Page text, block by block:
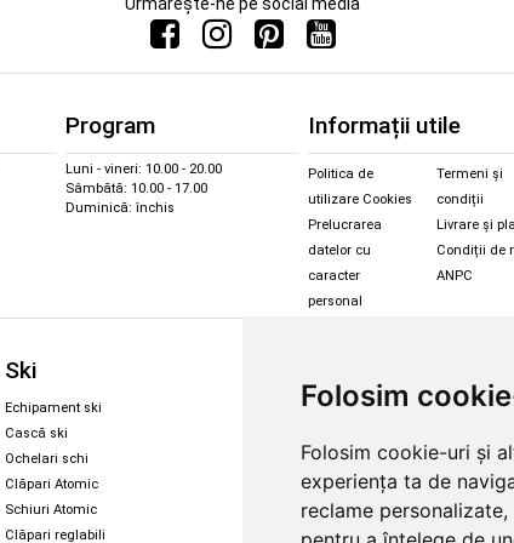
Folosim
Folosim cookie-uri și
experiența ta de
reclame
Program
Luni - vineri: 10.00 - 20.00
Sâmbătă: 10.00 - 17.00
Duminică: închis
Informații utile
Politica de
utilizare Cookies
Prelucrarea
datelor cu
caracter
personal
Termeni și
condiții
Livrare și
Condiții de
ANPC
Ski
Echipament ski
Cască ski
Ochelari schi
Clăpari Atomic
Schiuri Atomic
Clăpari reglabili
Magazin snowboard
Legături Rome SDS
Skate & longboard